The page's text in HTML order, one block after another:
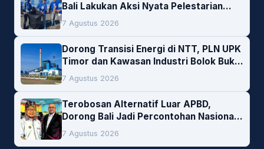
Bali Lakukan Aksi Nyata Pelestarian
Lingkungan
7 Agustus 2026
Dorong Transisi Energi di NTT, PLN UPK
Timor dan Kawasan Industri Bolok Buka
Peluang Investasi Woodchip untuk
Cofiring PLTU Bolok
7 Agustus 2026
Terobosan Alternatif Luar APBD,
Dorong Bali Jadi Percontohan Nasional
Pembiayaan Daerah
7 Agustus 2026